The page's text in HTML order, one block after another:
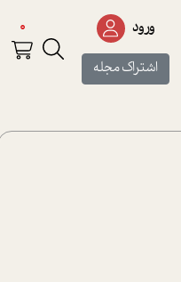
ورود
اشتراک مجله
0